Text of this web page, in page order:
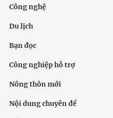
Công nghệ
Du lịch
Bạn đọc
Công nghiệp hỗ trợ
Nông thôn mới
Nội dung chuyên đề